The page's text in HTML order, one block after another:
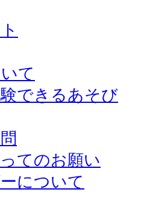
て
できるあそび
てのお願い
について